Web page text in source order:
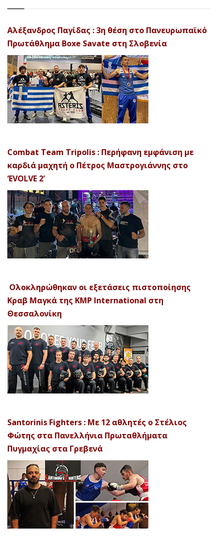
Αλέξανδρος Παγίδας : 3η θέση στο Πανευρωπαϊκό
Πρωτάθλημα Boxe Savate στη Σλοβενία
Combat Team Tripolis : Περήφανη εμφάνιση με
καρδιά μαχητή ο Πέτρος Μαστρογιάννης στο
‘EVOLVE 2’
Ολοκληρώθηκαν οι εξετάσεις πιστοποίησης
Κραβ Μαγκά της KMP International στη
Θεσσαλονίκη
Santorinis Fighters : Με 12 αθλητές ο Στέλιος
Φώτης στα Πανελλήνια Πρωταθλήματα
Πυγμαχίας στα Γρεβενά